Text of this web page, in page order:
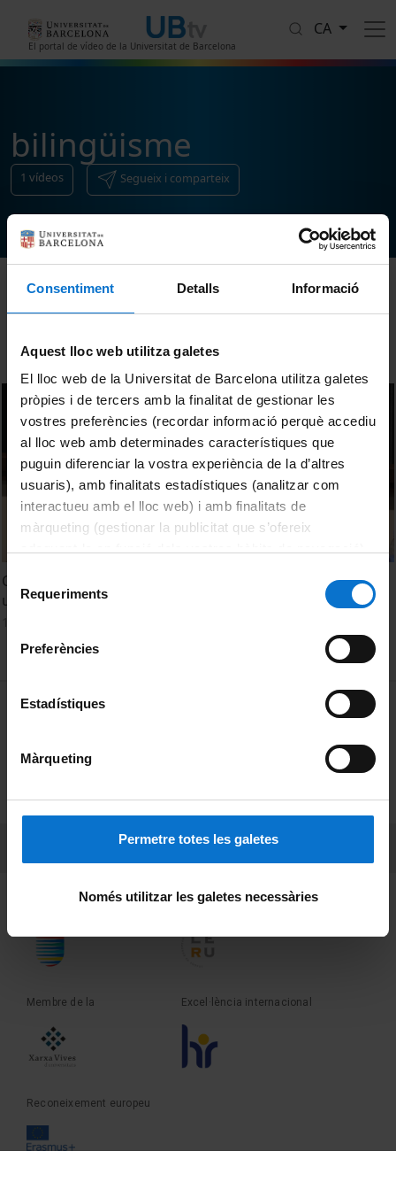
Consentiment Detalls Informació
Aquest lloc web utilitza galetes
El lloc web de la Universitat de Barcelona utilitza galetes
pròpies i de tercers amb la finalitat de gestionar les
vostres preferències (recordar informació perquè accediu
al lloc web amb determinades característiques que
puguin diferenciar la vostra experiència de la d’altres
usuaris), amb finalitats estadístiques (analitzar com
interactueu amb el lloc web) i amb finalitats de
màrqueting (gestionar la publicitat que s’ofereix
consultar laPolítica de galetes del lloc web de la
Selecció
Requeriments
Preferències
Estadístiques
Màrqueting
Permetre totes les galetes
Només utilitzar les galetes necessàries
El portal de vídeo de la Universitat de Barcelona
CA
bilingüisme
1 vídeos Segueix i comparteix
Ordenar
Crítica, conflicte i discurs entorn del bilingüisme social:
una perspectiva diacrònica comparada. Sebastià Moranta
MENÚ PEU 1
Privadesa i termes
Sobre UBtv
Fundadora de la Membre de la
Membre de la Excel·lència internacional
Reconeixement europeu